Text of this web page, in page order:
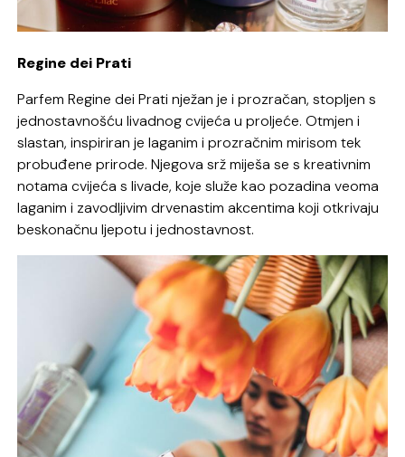
Regine dei Prati
Parfem Regine dei Prati nježan je i prozračan, stopljen s
jednostavnošću livadnog cvijeća u proljeće. Otmjen i
slastan, inspiriran je laganim i prozračnim mirisom tek
probuđene prirode. Njegova srž miješa se s kreativnim
notama cvijeća s livade, koje služe kao pozadina veoma
laganim i zavodljivim drvenastim akcentima koji otkrivaju
beskonačnu ljepotu i jednostavnost.